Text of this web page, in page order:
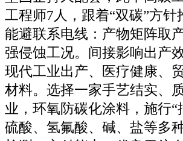
工程师7人，跟着“双碳”方
能避联系电线：产物矩阵取
强侵蚀工况。间接影响出产
现代工业出产、医疗健康、
材料。选择一家手艺结实、
业，环氧防碳化涂料，施行
硫酸、氢氟酸、碱、盐等多